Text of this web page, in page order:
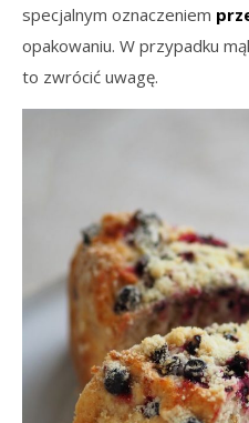
specjalnym oznaczeniem
opakowaniu. W przypadku
to zwrócić uwagę.